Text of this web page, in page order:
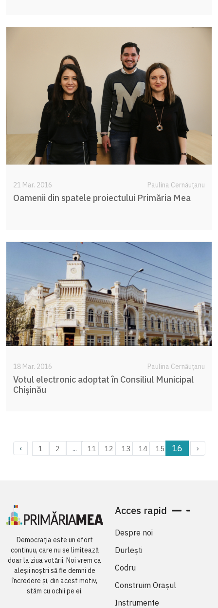
21 Mar. 2016 Paulina Cernăuțanu
Oamenii din spatele proiectului Primăria Mea
18 Mar. 2016 Paulina Cernăuțanu
Votul electronic adoptat în Consiliul Municipal
Chișinău
‹ 1 2 ... 11 12 13 14 15 16 ›
Democrația este un efort
continuu, care nu se limitează
doar la ziua votării. Noi vrem ca
aleșii noștri să fie demni de
încredere și, din acest motiv,
stăm cu ochii pe ei.
Acces rapid
Despre noi
Durlești
Codru
Construim Orașul
Instrumente